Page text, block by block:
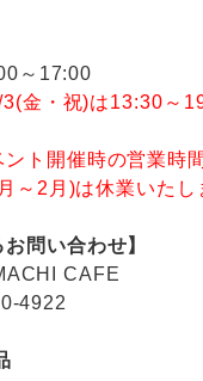
～17:00
金・祝)は13:30～
ト開催時の営業時
～2月)は休業いたし
問い合わせ】
CAFE
4922